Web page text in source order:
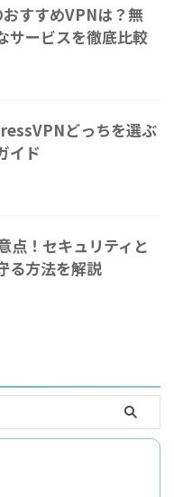
すすめVPNは？無
サービスを徹底比較
どっちを選ぶ
イド
点！セキュリティと
る方法を解説